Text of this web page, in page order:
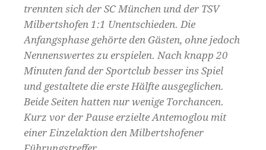
trennten sich der SC München und der TSV
Milbertshofen 1:1 Unentschieden. Die
Anfangsphase gehörte den Gästen, ohne jedoch
Nennenswertes zu erspielen. Nach knapp 20
Minuten fand der Sportclub besser ins Spiel
und gestaltete die erste Hälfte ausgeglichen.
Beide Seiten hatten nur wenige Torchancen.
Kurz vor der Pause erzielte Antemoglou mit
einer Einzelaktion den Milbertshofener